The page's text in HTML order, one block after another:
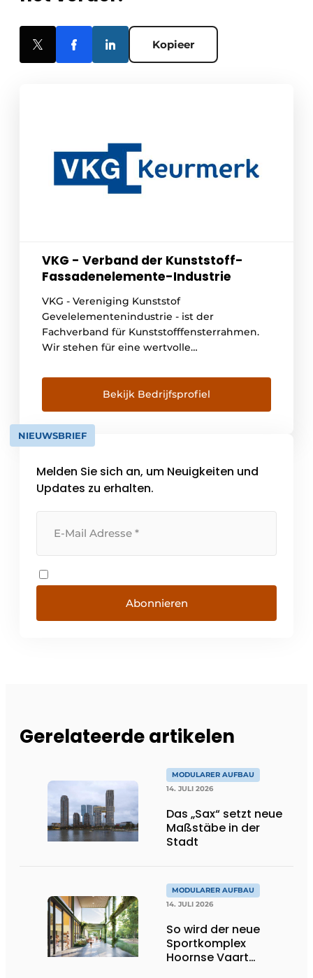
Kopieer
VKG - Verband der Kunststoff-
Fassadenelemente-Industrie
VKG - Vereniging Kunststof
Gevelelementenindustrie - ist der
Fachverband für Kunststofffensterrahmen.
Wir stehen für eine wertvolle
Kreislaufwirtschaft und nachhaltige Qualität.
Unsere Qualitätsanforderungen für
Kunststoff-Fensterrahmen gehen über die
europäischen Gesetze und Verordnungen
hinaus. Erfüllt ein Hersteller oder Lieferant
Gütezeichen tragen. Mit diesem [...]
Bekijk Bedrijfsprofiel
NIEUWSBRIEF
Melden Sie sich an, um Neuigkeiten und
Updates zu erhalten.
Abonnieren
Gerelateerde artikelen
MODULARER AUFBAU
14. JULI 2026
Das „Sax“ setzt neue
Maßstäbe in der
Stadt
MODULARER AUFBAU
14. JULI 2026
So wird der neue
Sportkomplex
Hoornse Vaart